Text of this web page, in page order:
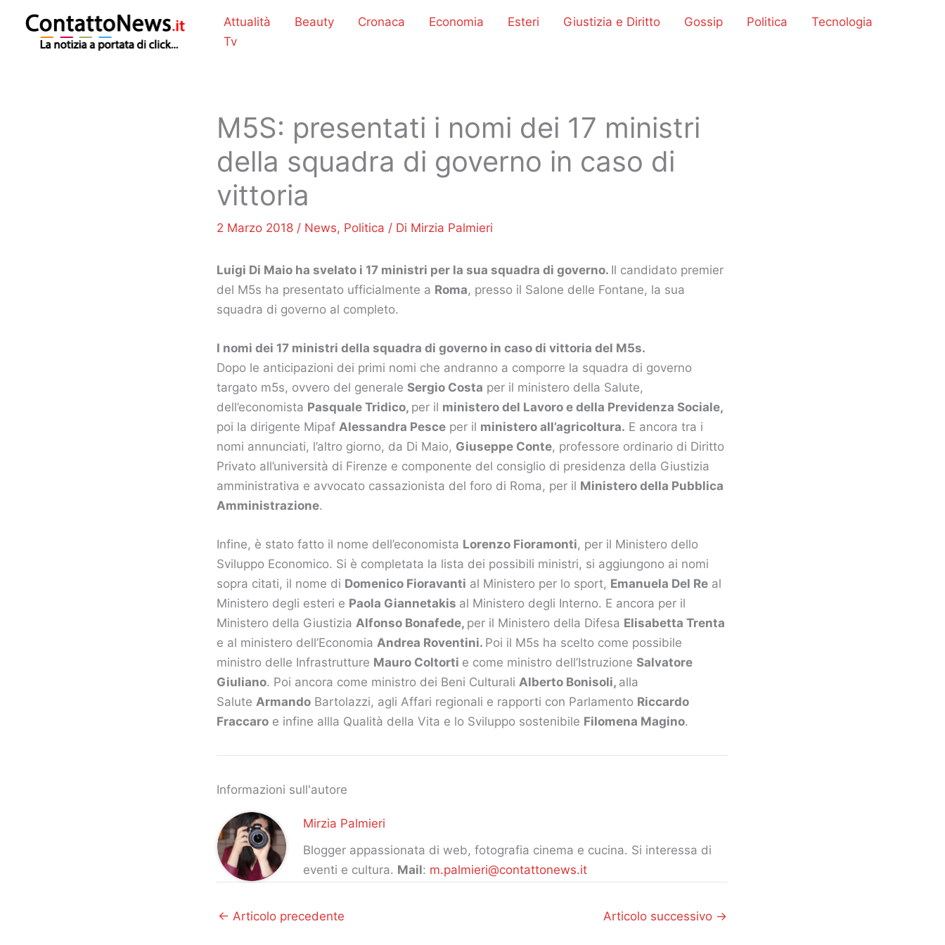
contenuto
Attualità Beauty Cronaca Economia Esteri Giustizia e Diritto Gossip Politica
Tecnologia
Tv
M5S: presentati i nomi dei 17 ministri
della squadra di governo in caso di
vittoria
2 Marzo 2018 / News, Politica / Di Mirzia Palmieri
Luigi Di Maio ha svelato i 17 ministri per la sua squadra di governo. Il candidato premier
del M5s ha presentato ufficialmente a Roma, presso il Salone delle Fontane, la sua
squadra di governo al completo.
I nomi dei 17 ministri della squadra di governo in caso di vittoria del M5s.
Dopo le anticipazioni dei primi nomi che andranno a comporre la squadra di governo
targato m5s, ovvero del generale Sergio Costa per il ministero della Salute,
dell’economista Pasquale Tridico, per il ministero del Lavoro e della Previdenza Sociale,
poi la dirigente Mipaf Alessandra Pesce per il ministero all’agricoltura. E ancora tra i
nomi annunciati, l’altro giorno, da Di Maio, Giuseppe Conte, professore ordinario di Diritto
Privato all’università di Firenze e componente del consiglio di presidenza della Giustizia
amministrativa e avvocato cassazionista del foro di Roma, per il Ministero della Pubblica
Amministrazione.
Infine, è stato fatto il nome dell’economista Lorenzo Fioramonti, per il Ministero dello
Sviluppo Economico. Si è completata la lista dei possibili ministri, si aggiungono ai nomi
sopra citati, il nome di Domenico Fioravanti al Ministero per lo sport, Emanuela Del Re al
Ministero degli esteri e Paola Giannetakis al Ministero degli Interno. E ancora per il
Ministero della Giustizia Alfonso Bonafede, per il Ministero della Difesa Elisabetta Trenta
e al ministero dell’Economia Andrea Roventini. Poi il M5s ha scelto come possibile
ministro delle Infrastrutture Mauro Coltorti e come ministro dell’Istruzione Salvatore
Giuliano. Poi ancora come ministro dei Beni Culturali Alberto Bonisoli, alla
Salute Armando Bartolazzi, agli Affari regionali e rapporti con Parlamento Riccardo
Fraccaro e infine allla Qualità della Vita e lo Sviluppo sostenibile Filomena Magino.
Informazioni sull'autore
Mirzia Palmieri
Blogger appassionata di web, fotografia cinema e cucina. Si interessa di
eventi e cultura. Mail: m.palmieri@contattonews.it
← Articolo precedente Articolo successivo →